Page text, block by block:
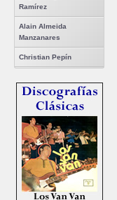
Ramírez
Alain Almeida
Manzanares
Christian Pepín